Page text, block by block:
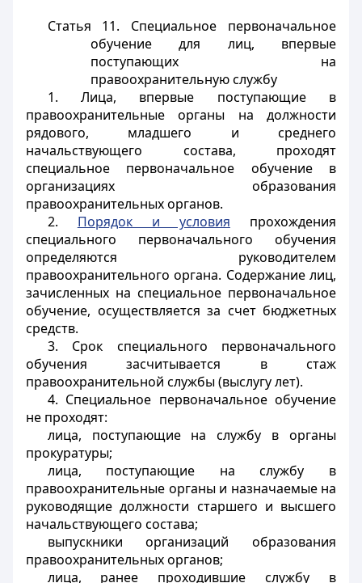
Статья 11. Специальное первоначальное
обучение для лиц, впервые
поступающих на
правоохранительную службу
1. Лица, впервые поступающие в
правоохранительные органы на должности
рядового, младшего и среднего
начальствующего состава, проходят
специальное первоначальное обучение в
организациях образования
правоохранительных органов.
2. Порядок и условия прохождения
специального первоначального обучения
определяются руководителем
правоохранительного органа. Содержание лиц,
зачисленных на специальное первоначальное
обучение, осуществляется за счет бюджетных
средств.
3. Срок специального первоначального
обучения засчитывается в стаж
правоохранительной службы (выслугу лет).
4. Специальное первоначальное обучение
не проходят:
лица, поступающие на службу в органы
прокуратуры;
лица, поступающие на службу в
правоохранительные органы и назначаемые на
руководящие должности старшего и высшего
начальствующего состава;
выпускники организаций образования
правоохранительных органов;
лица, ранее проходившие службу в